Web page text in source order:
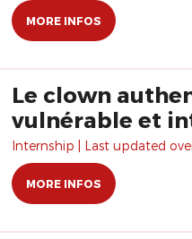
MORE INFOS
Le clown
vulnérable et
Internship | Last updated
MORE INFOS